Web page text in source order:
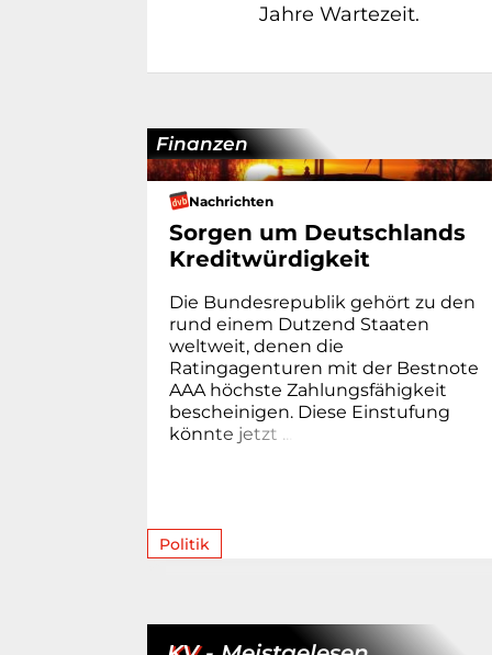
Jahre Wartezeit.
Finanzen
Nachrichten
Sorgen um Deutschlands
Kreditwürdigkeit
Die Bundesrepublik gehört zu den
rund einem Dutzend Staaten
weltweit, denen die
Ratingagenturen mit der Bestnote
AAA höchste Zahlungsfähigkeit
bescheinigen. Diese Einstufung
könnte jetzt ..
Politik